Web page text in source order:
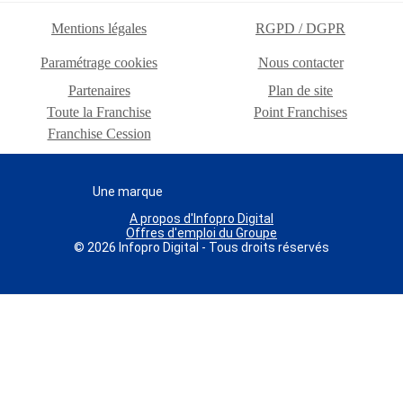
Mentions légales RGPD / DGPR
Paramétrage cookies
Nous contacter
Partenaires
Plan de site
Toute la Franchise
Point Franchises
Franchise Cession
Une marque
A propos d'Infopro Digital
Offres d'emploi du Groupe
© 2026 Infopro Digital - Tous droits réservés